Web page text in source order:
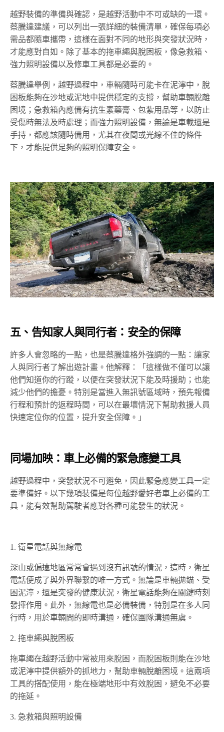
越野裝備的準備與確認，是越野活動中不可或缺的一環。
蔡騰達建議，可以列出一張詳細的裝備清單，確保每項必
需品都隨車攜帶，這樣在面對不同的地形與突發狀況時，
才能應對自如。除了基本的拖車繩與脫困板，像急救箱、
強力照明設備以及修車工具都是必要的。
蔡騰達舉例，越野過程中，車輛隨時可能卡在泥濘中，脫
困板能夠在沙地或泥地中提供穩定的支撐，幫助車輛脫離
困境；急救箱內應備有抗生素藥膏、包紮用品等，以防止
受傷時無法及時處理；而強力照明設備，無論是車載還是
手持，都應該隨時備用，尤其在夜間或光線不佳的條件
下，才能提供足夠的照明保障安全。
五、告知家人與同行者：安全的保障
許多人會忽略的一點，也是蔡騰達格外強調的一點：讓家
人與同行者了解出遊計畫。他解釋：「這樣做不僅可以讓
他們知道你的行蹤，以便在突發狀況下能及時援助；也能
減少他們的擔憂。特別是當進入無訊號區域時，預先報備
行程和預計的返程時間，可以在最壞情況下幫助救援人員
快速定位你的位置，提升安全保障。」
同場加映：車上必備的緊急應變工具
越野過程中，突發狀況不可避免，因此緊急應變工具一定
要準備好。以下幾項裝備是每位越野愛好者車上必備的工
具，能有效幫助駕駛者應對各種可能發生的狀況。
1. 衛星電話與無線電
深山或偏遠地區常常會遇到沒有訊號的情況，這時，衛星
電話便成了與外界聯繫的唯一方式。無論是車輛拋錨、受
困泥濘，還是突發的健康狀況，衛星電話能夠在關鍵時刻
發揮作用。此外，無線電也是必備裝備，特別是在多人同
行時，用於車輛間的即時溝通，確保團隊溝通無虞。
2. 拖車繩與脫困板
拖車繩在越野活動中常被用來脫困，而脫困板則能在沙地
或泥濘中提供額外的抓地力，幫助車輛脫離困境。這兩項
工具的搭配使用，能在極端地形中有效脫困，避免不必要
的拖延。
3. 急救箱與照明設備